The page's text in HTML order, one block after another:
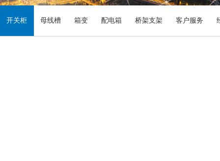
开关柜 母线槽 箱变 配电箱 桥架支架 客户服务